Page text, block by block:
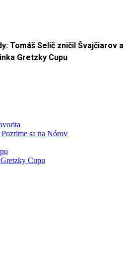
Tomáš Selič zničil Švajčiarov a
Gretzky Cupu
sa na Nórov
Cupu